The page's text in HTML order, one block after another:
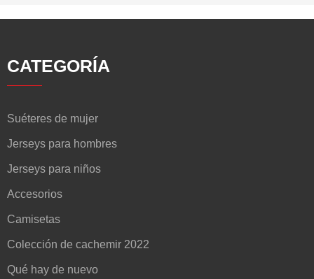
CATEGORÍA
Suéteres de mujer
Jerseys para hombres
Jerseys para niños
Accesorios
Camisetas
Colección de cachemir 2022
Qué hay de nuevo